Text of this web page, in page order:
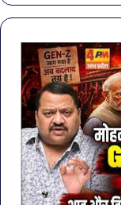
मेहंदी
डिजाइन